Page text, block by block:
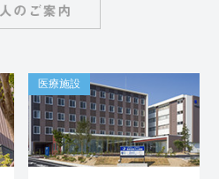
医療施設